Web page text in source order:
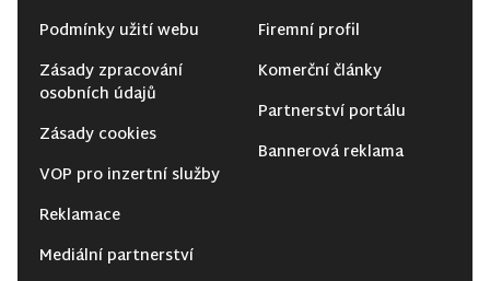
Podmínky užití webu
Zásady zpracování
osobních údajů
Zásady cookies
VOP pro inzertní služby
Reklamace
Mediální partnerství
Firemní profil
Komerční články
Partnerství portálu
Bannerová reklama